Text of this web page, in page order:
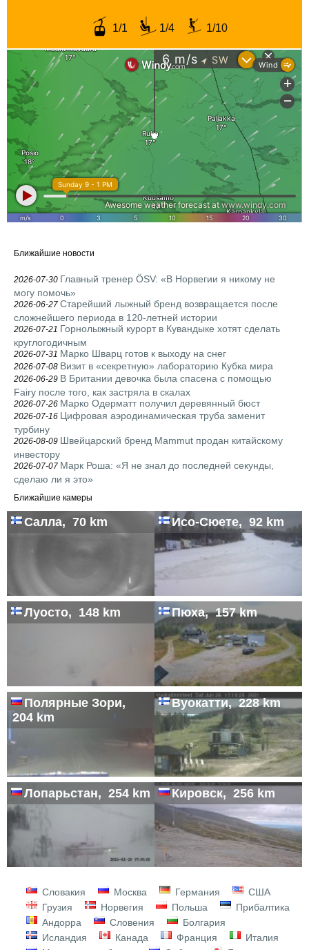
1/1 1/4 1/10
Ближайшие новости
2026-07-30 Главный тренер ÖSV: «В Норвегии я никому не
могу помочь»
2026-06-27 Старейший лыжный бренд возвращается после
сложнейшего периода в 120-летней истории
2026-07-21 Горнолыжный курорт в Кувандыке хотят сделать
круглогодичным
2026-07-31 Марко Шварц готов к выходу на снег
2026-07-08 Визит в «секретную» лабораторию Кубка мира
2026-06-29 В Британии девочка была спасена с помощью
Fairy после того, как застряла в скалах
2026-07-26 Марко Одерматт получил деревянный бюст
2026-07-16 Цифровая аэродинамическая труба заменит
турбину
2026-08-09 Швейцарский бренд Mammut продан китайскому
инвестору
2026-07-07 Марк Роша: «Я не знал до последней секунды,
сделаю ли я это»
Ближайшие камеры
Салла, 70 km Исо-Сюете, 92 km
Луосто, 148 km Пюха, 157 km
Полярные Зори,
204 km
Вуокатти, 228 km
Лопарьстан, 254 km Кировск, 256 km
Словакия Москва Германия
США
Грузия
Норвегия Польша
Прибалтика
Андорра
Словения
Болгария
Исландия
Канада Франция
Италия